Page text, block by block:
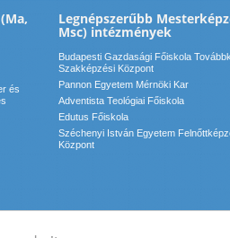
és
Legnépszerűbb
Msc) intézmények
Budapesti Gazdasági Főiskola
Szakképzési Központ
Pannon Egyetem Mérnöki Kar
Adventista Teológiai Főiskola
Edutus Főiskola
Széchenyi István Egyetem
Központ